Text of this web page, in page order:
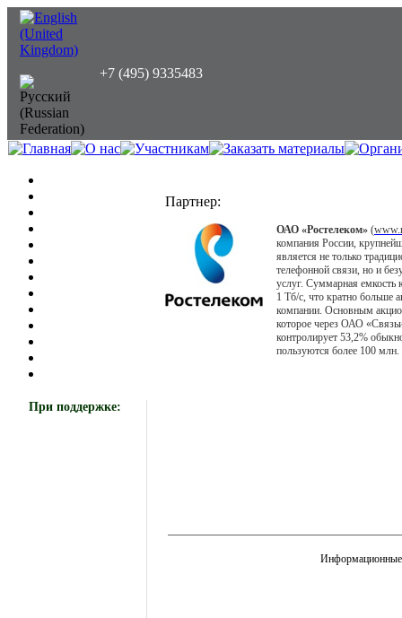
+7 (495) 9335483
При поддержке:
Партнер:
ОАО «Ростелеком» (
компания России,
является не только
телефонной связи, но и
услуг. Суммарная емкость
1 Тб/с, что кратно больше
компании. Основным
которое через ОАО
контролирует 53,2%
пользуются более 100